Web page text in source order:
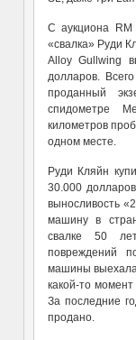
С аукциона RM
«свалка» Руди
Alloy Gullwing
долларов.
проданный
спидометре
километров
одном месте.
Руди Кляйн
30.000
выносливость
машину в
свалке 50
повреждений
машины
какой-то
За последние
продано.